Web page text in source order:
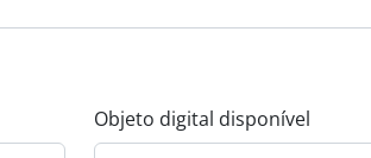
Objeto digital disponível